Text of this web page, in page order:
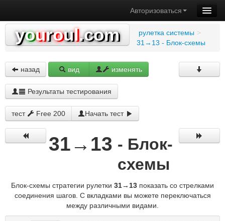
Авторизоваться
youroul.com рулетка системы >
31→13 - Блок-схемы
назад вид изменять
Результаты тестирования
тест Free 200 Начать тест
31→13 - Блок-
схемы
Блок-схемы стратегии рулетки 31→13 показать со стрелками
соединения шагов. С вкладками вы можете переключаться
между различными видами.